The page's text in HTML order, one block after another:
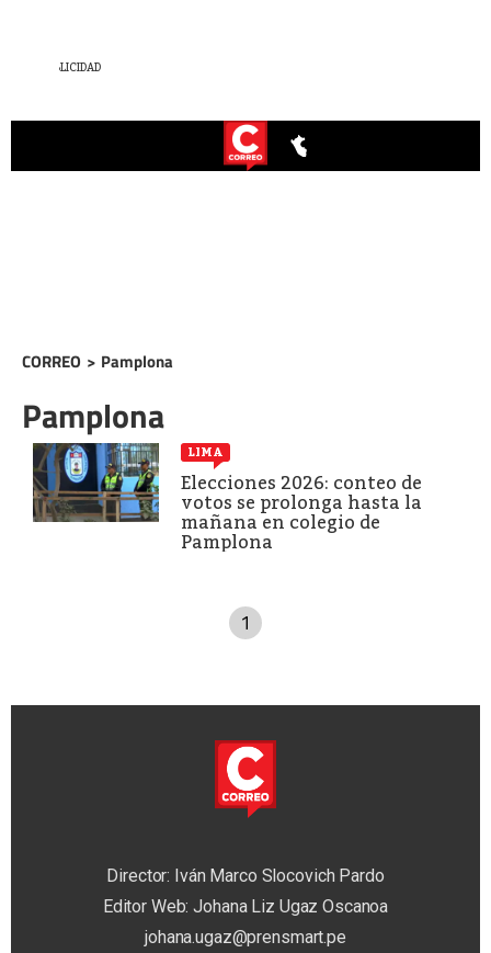
CORREO > Pamplona
Pamplona
LIMA
Elecciones 2026: conteo de
votos se prolonga hasta la
mañana en colegio de
Pamplona
1
Director: Iván Marco Slocovich Pardo
Editor Web: Johana Liz Ugaz Oscanoa
johana.ugaz@prensmart.pe